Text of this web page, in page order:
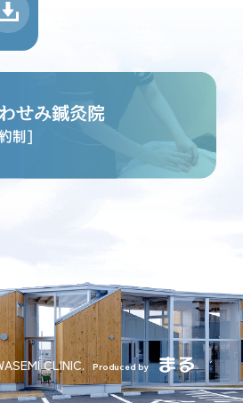
せみ鍼灸院
制]
CLINIC. Produced by